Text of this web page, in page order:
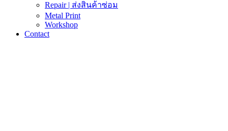
Repair | ส่งสินค้าซ่อม
Metal Print
Workshop
Contact